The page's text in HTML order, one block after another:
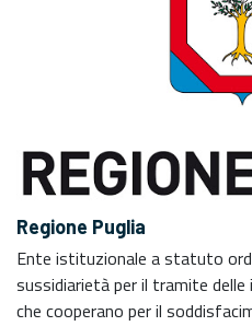
Regione Puglia
Ente istituzionale a statuto
sussidiarietà per il tramite
che cooperano per il